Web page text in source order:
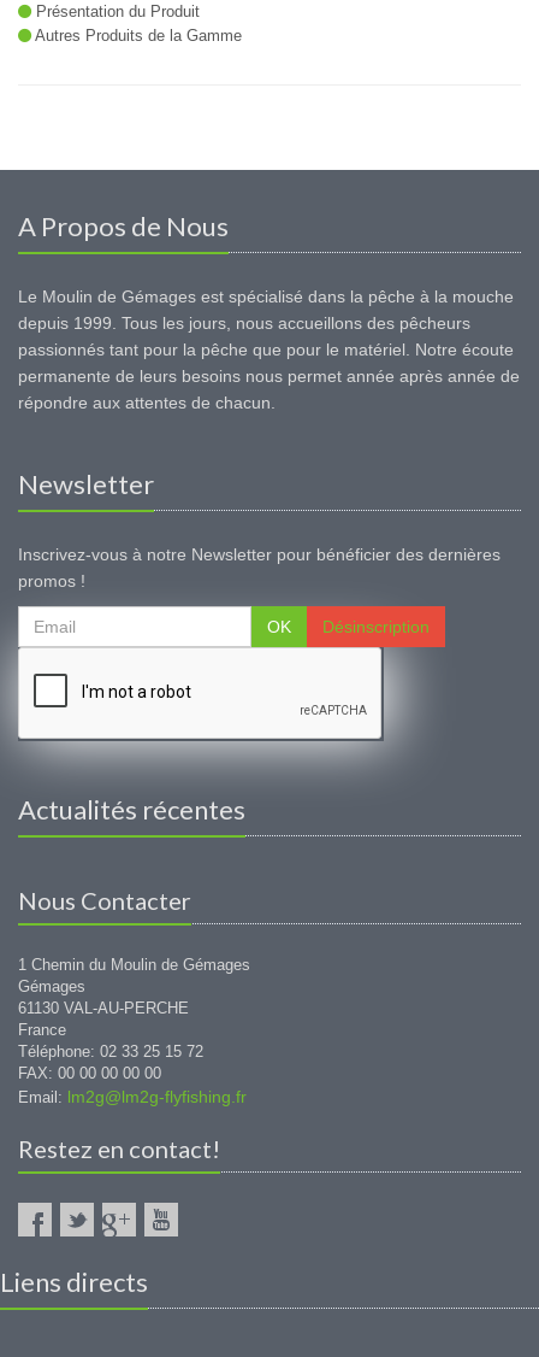
Présentation du Produit
Autres Produits de la Gamme
A Propos de Nous
Le Moulin de Gémages est spécialisé dans la pêche à la mouche
depuis 1999. Tous les jours, nous accueillons des pêcheurs
passionnés tant pour la pêche que pour le matériel. Notre écoute
permanente de leurs besoins nous permet année après année de
répondre aux attentes de chacun.
Newsletter
Inscrivez-vous à notre Newsletter pour bénéficier des dernières
promos !
OK Désinscription
Actualités récentes
Nous Contacter
1 Chemin du Moulin de Gémages
Gémages
61130 VAL-AU-PERCHE
France
Téléphone: 02 33 25 15 72
FAX: 00 00 00 00 00
Email: lm2g@lm2g-flyfishing.fr
Restez en contact!
Liens directs